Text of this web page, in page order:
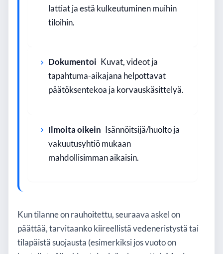
lattiat ja estä kulkeutuminen muihin
tiloihin.
Dokumentoi Kuvat, videot ja
tapahtuma-aikajana helpottavat
päätöksentekoa ja korvauskäsittelyä.
Ilmoita oikein Isännöitsijä/huolto ja
vakuutusyhtiö mukaan
mahdollisimman aikaisin.
Kun tilanne on rauhoitettu, seuraava askel on
päättää, tarvitaanko kiireellistä vedeneristystä tai
tilapäistä suojausta (esimerkiksi jos vuoto on